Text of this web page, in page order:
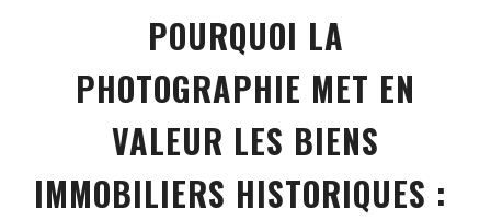
POURQUOI LA
PHOTOGRAPHIE MET EN
VALEUR LES BIENS
IMMOBILIERS HISTORIQUES :